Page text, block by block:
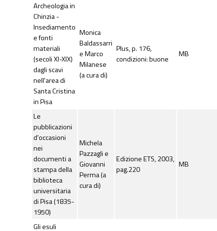
Archeologia in
Chinzia -
Insediamento
e fonti
materiali
(secoli XI-XIX)
dagli scavi
nell'area di
Santa Cristina
in Pisa
Monica
Baldassarri
e Marco
Milanese
(a cura di)
Plus, p. 176,
condizioni: buone
MB
Le
pubblicazioni
d'occasioni
nei
documenti a
stampa della
biblioteca
universitaria
di Pisa (1835-
1950)
Michela
Pazzagli e
Giovanni
Perma (a
cura di)
Edizione ETS, 2003,
pag.220
MB
Gli esuli